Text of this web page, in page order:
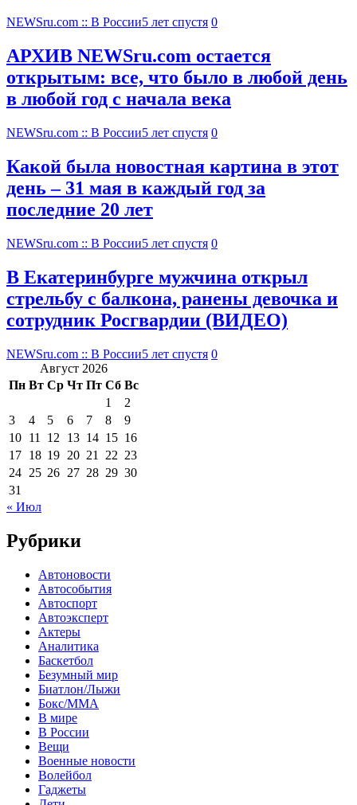
NEWSru.com :: В России5 лет спустя 0
АРХИВ NEWSru.com остается
открытым: все, что было в любой день
в любой год с начала века
NEWSru.com :: В России5 лет спустя 0
Какой была новостная картина в этот
день – 31 мая в каждый год за
последние 20 лет
NEWSru.com :: В России5 лет спустя 0
В Екатеринбурге мужчина открыл
стрельбу с балкона, ранены девочка и
сотрудник Росгвардии (ВИДЕО)
NEWSru.com :: В России5 лет спустя 0
Август 2026
Пн Вт Ср Чт Пт Сб Вс
1
2
3
4 5 6 7 8
9
10 11 12 13 14 15 16
17 18 19 20 21 22 23
24 25 26 27 28 29 30
31
« Июл
Рубрики
Автоновости
Автособытия
Автоспорт
Автоэксперт
Актеры
Аналитика
Баскетбол
Безумный мир
Биатлон/Лыжи
Бокс/MMA
В мире
В России
Вещи
Военные новости
Волейбол
Гаджеты